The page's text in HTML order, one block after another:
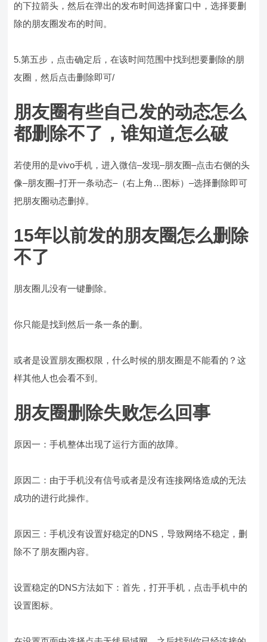
的下拉箭头，然后在弹出的发布时间选择窗口中，选择要删
除的朋友圈发布的时间。
5.第五步，点击确定后，在该时间范围中找到想要删除的朋
友圈，然后点击删除即可/
朋友圈有些自己发的动态怎么
都删除不了，谁知道怎么破
若使用的是vivo手机，进入微信–发现–朋友圈–点击右侧的头
像–朋友圈–打开一条动态–（右上角…图标）–选择删除即可
把朋友圈动态删掉。
15年以前发的朋友圈怎么删除
不了
朋友圈儿没有一键删除。
你只能是找到然后一条一条的删。
或者是设置朋友圈权限，什么时候的朋友圈是不能看的？这
样其他人也会看不到。
朋友圈删除失败怎么回事
原因一：手机整体出现了运行方面的故障。
原因二：由于手机没有信号或者是没有连接网络造成的无法
成功的进行此操作。
原因三：手机没有设置好稳定的DNS，导致网络不稳定，删
除不了朋友圈内容。
设置稳定的DNS方法如下：首先，打开手机，点击手机中的
设置图标。